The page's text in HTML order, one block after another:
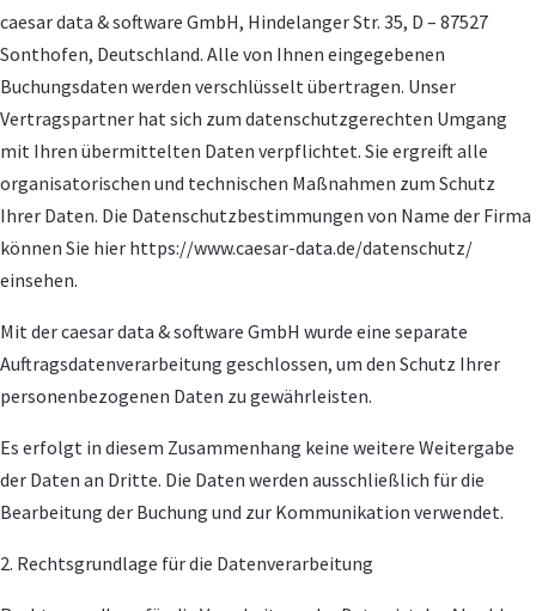
caesar data & software GmbH, Hindelanger Str. 35, D – 87527
Sonthofen, Deutschland. Alle von Ihnen eingegebenen
Buchungsdaten werden verschlüsselt übertragen. Unser
Vertragspartner hat sich zum datenschutzgerechten Umgang
mit Ihren übermittelten Daten verpflichtet. Sie ergreift alle
organisatorischen und technischen Maßnahmen zum Schutz
Ihrer Daten. Die Datenschutzbestimmungen von Name der Firma
können Sie hier https://www.caesar-data.de/datenschutz/
einsehen.
Mit der caesar data & software GmbH wurde eine separate
Auftragsdatenverarbeitung geschlossen, um den Schutz Ihrer
personenbezogenen Daten zu gewährleisten.
Es erfolgt in diesem Zusammenhang keine weitere Weitergabe
der Daten an Dritte. Die Daten werden ausschließlich für die
Bearbeitung der Buchung und zur Kommunikation verwendet.
2. Rechtsgrundlage für die Datenverarbeitung